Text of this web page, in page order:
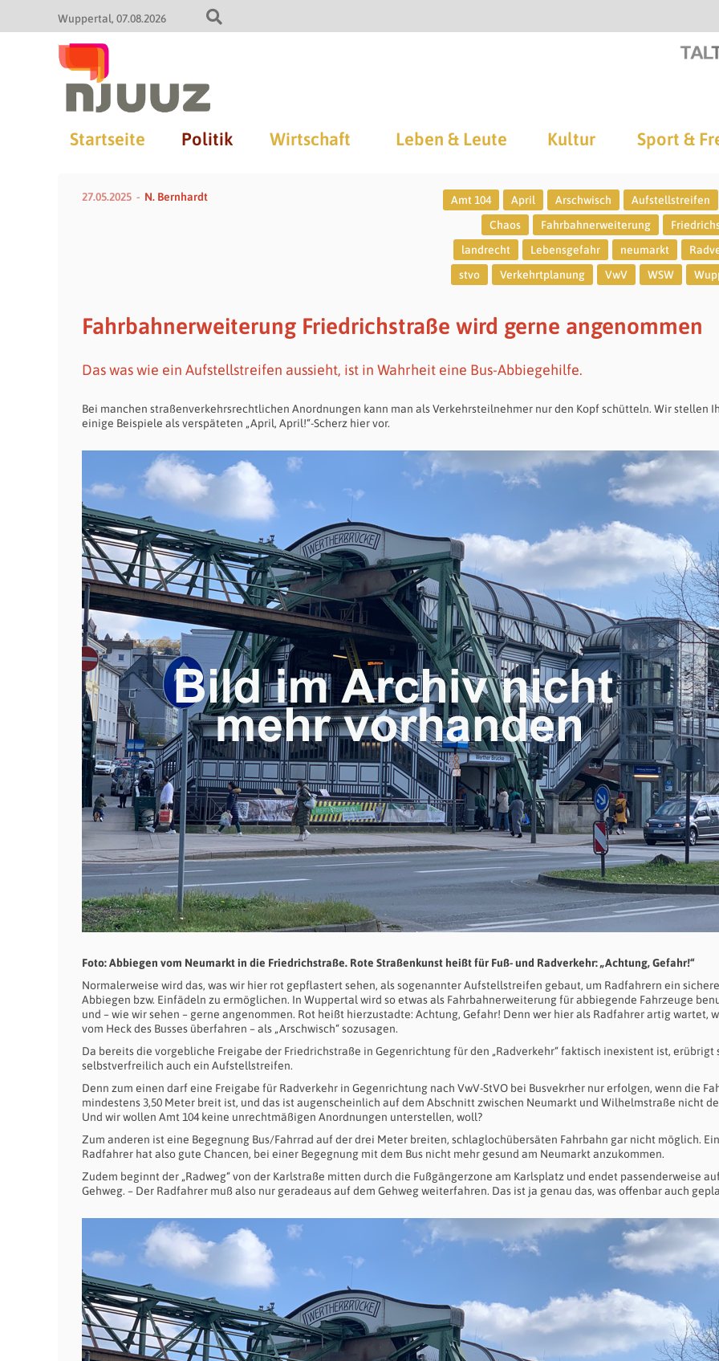
Wuppertal 07.08.2026
Startseite Politik Wirtschaft Leben & Leute Kultur Sport &
27.05.2025 N. Bernhardt Amt 104 April Arschwisch
Aufstellstreifen
Chaos
Fahrbahnerweiterung
landrecht
Lebensgefahr neumarkt
stvo
Verkehrtplanung VwV WSW
Fahrbahnerweiterung Friedrichstraße wird gerne angenommen
Das was wie ein Aufstellstreifen aussieht, ist in Wahrheit eine Bus-Abbiegehilfe.
Bei manchen straßenverkehrsrechtlichen Anordnungen kann man als Verkehrsteilnehmer nur den Kopf schütteln. Wir stellen
einige Beispiele als verspäteten „April, April!“-Scherz hier vor.
Foto: Abbiegen vom Neumarkt in die Friedrichstraße. Rote Straßenkunst heißt für Fuß- und Radverkehr: „Achtung, Gefahr!“
Normalerweise wird das, was wir hier rot gepflastert sehen, als sogenannter Aufstellstreifen gebaut, um Radfahrern ein
Abbiegen bzw. Einfädeln zu ermöglichen. In Wuppertal wird so etwas als Fahrbahnerweiterung für abbiegende Fahrzeuge
und – wie wir sehen – gerne angenommen. Rot heißt hierzustadte: Achtung, Gefahr! Denn wer hier als Radfahrer artig wartet,
vom Heck des Busses überfahren – als „Arschwisch“ sozusagen.
Da bereits die vorgebliche Freigabe der Friedrichstraße in Gegenrichtung für den „Radverkehr“ faktisch inexistent ist, erübrigt
selbstverfreilich auch ein Aufstellstreifen.
Denn zum einen darf eine Freigabe für Radverkehr in Gegenrichtung nach VwV-StVO bei Busvekrher nur erfolgen, wenn die
mindestens 3,50 Meter breit ist, und das ist augenscheinlich auf dem Abschnitt zwischen Neumarkt und Wilhelmstraße nicht
Und wir wollen Amt 104 keine unrechtmäßigen Anordnungen unterstellen, woll?
Zum anderen ist eine Begegnung Bus/Fahrrad auf der drei Meter breiten, schlaglochübersäten Fahrbahn gar nicht möglich. Ein
Radfahrer hat also gute Chancen, bei einer Begegnung mit dem Bus nicht mehr gesund am Neumarkt anzukommen.
Zudem beginnt der „Radweg“ von der Karlstraße mitten durch die Fußgängerzone am Karlsplatz und endet passenderweise
Gehweg. – Der Radfahrer muß also nur geradeaus auf dem Gehweg weiterfahren. Das ist ja genau das, was offenbar auch